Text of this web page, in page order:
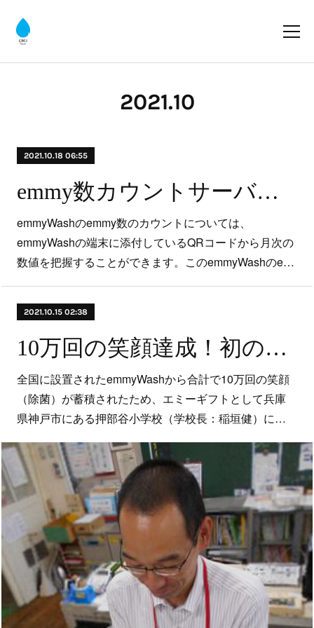
2021.10
2021.10.18 06:55
emmy数カウントサーバーのメンテナンス
emmyWashのemmy数のカウントについては、
emmyWashの端末に添付しているQRコードから月次の
数値を把握することができます。このemmyWashのe…
2021.10.15 02:38
10万回の笑顔達成！初のエミーギフトを贈呈
全国に設置されたemmyWashから合計で10万回の笑顔
（除菌）が蓄積されたため、エミーギフトとして兵庫
県神戸市にある押部谷小学校（学校長：稲垣健）に…